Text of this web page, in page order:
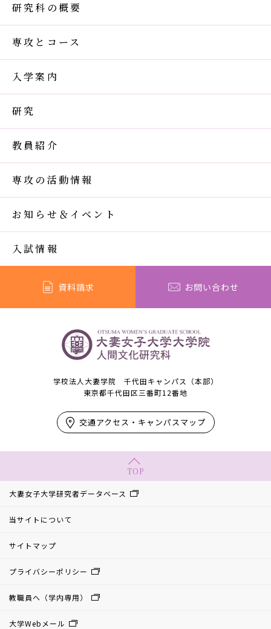
研究科の概要
専攻とコース
入学案内
研究
教員紹介
専攻の活動情報
お知らせ＆イベント
入試情報
資料請求 お問い合わせ
学校法人大妻学院 千代田キャンパス（本部）
東京都千代田区三番町12番地
交通アクセス・キャンパスマップ
TOP
大妻女子大学研究者データベース
当サイトについて
サイトマップ
プライバシーポリシー
教職員へ（学内専用）
大学Webメール